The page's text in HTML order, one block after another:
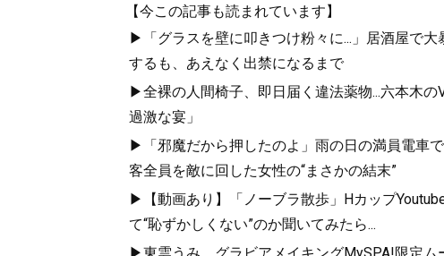
【今この記事も読まれています】
▶「グラスを壁に叩きつけ粉々に...」居酒屋で大
するも、あえなく出禁になるまで
▶全裸の人間椅子、即日届く違法薬物...六本木
過激な宴」
▶「邪魔だから押したのよ」雨の日の満員電車
客全員を敵に回した女性の“まさかの結末”
▶【動画あり】「ノーブラ散歩」Hカップ
て“恥ずかしくない”のか聞いてみたら...